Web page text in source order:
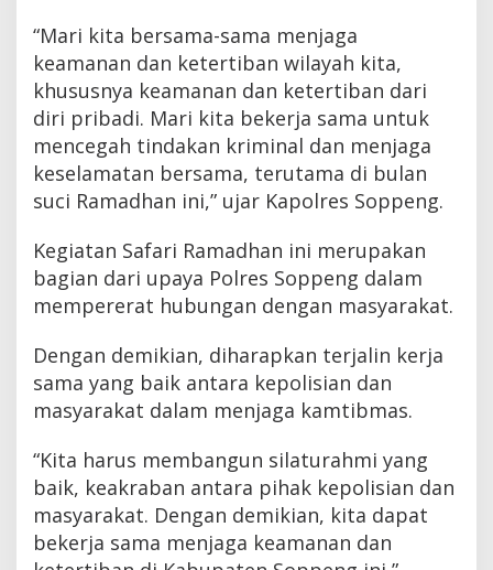
“Mari kita bersama-sama menjaga
keamanan dan ketertiban wilayah kita,
khususnya keamanan dan ketertiban dari
diri pribadi. Mari kita bekerja sama untuk
mencegah tindakan kriminal dan menjaga
keselamatan bersama, terutama di bulan
suci Ramadhan ini,” ujar Kapolres Soppeng.
Kegiatan Safari Ramadhan ini merupakan
bagian dari upaya Polres Soppeng dalam
mempererat hubungan dengan masyarakat.
Dengan demikian, diharapkan terjalin kerja
sama yang baik antara kepolisian dan
masyarakat dalam menjaga kamtibmas.
“Kita harus membangun silaturahmi yang
baik, keakraban antara pihak kepolisian dan
masyarakat. Dengan demikian, kita dapat
bekerja sama menjaga keamanan dan